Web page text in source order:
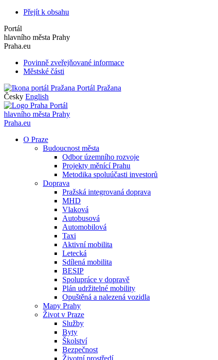
Přejít k obsahu
Portál
hlavního města Prahy
Praha.eu
Povinně zveřejňované informace
Městské části
Portál Pražana
Česky English
Portál
hlavního města Prahy
Praha.eu
O Praze
Budoucnost města
Odbor územního rozvoje
Projekty měnící Prahu
Metodika spoluúčasti investorů
Doprava
Pražská integrovaná doprava
MHD
Vlaková
Autobusová
Automobilová
Taxi
Aktivní mobilita
Letecká
Sdílená mobilita
BESIP
Spolupráce v dopravě
Plán udržitelné mobility
Opuštěná a nalezená vozidla
Mapy Prahy
Život v Praze
Služby
Byty
Školství
Bezpečnost
Životní prostředí